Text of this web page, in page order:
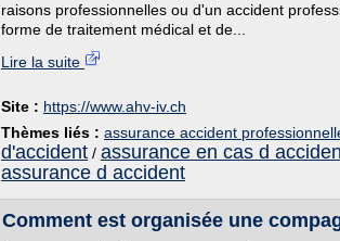
raisons professionnelles ou d'un accident
forme de traitement médical et de...
Lire la suite
Site : https://www.ahv-iv.ch
Thèmes liés : assurance accident
d'accident / assurance en cas d
assurance d accident
Comment est organisée une